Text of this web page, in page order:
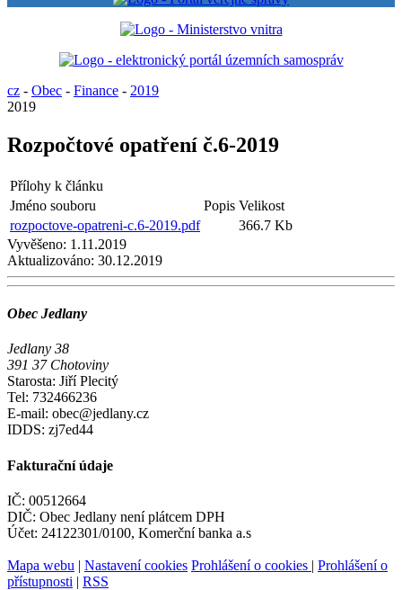
cz - Obec - Finance - 2019
2019
Rozpočtové opatření č.6-2019
Přílohy k článku
Jméno souboru
Popis Velikost
rozpoctove-opatreni-c.6-2019.pdf
366.7 Kb
Vyvěšeno: 1.11.2019
Aktualizováno: 30.12.2019
Obec Jedlany
Jedlany 38
391 37 Chotoviny
Starosta: Jiří Plecitý
Tel: 732466236
E-mail: obec@jedlany.cz
IDDS: zj7ed44
Fakturační údaje
IČ: 00512664
DIČ: Obec Jedlany není plátcem DPH
Účet: 24122301/0100, Komerční banka a.s
Mapa webu | Nastavení cookies Prohlášení o cookies | Prohlášení o
přístupnosti | RSS